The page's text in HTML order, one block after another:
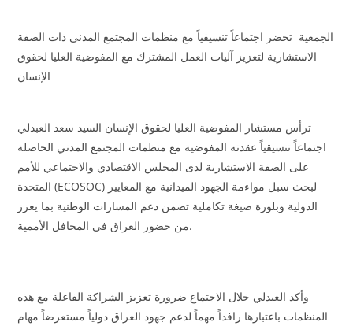
الجمعية تحضر اجتماعاً تنسيقياً مع منظمات المجتمع المدني ذات الصفة
الاستشارية لتعزيز آليات العمل المشترك مع المفوضية العليا لحقوق
الإنسان
ترأس مستشار المفوضية العليا لحقوق الإنسان السيد سعد العبدلي
اجتماعاً تنسيقياً عقدته المفوضية مع منظمات المجتمع المدني الحاصلة
على الصفة الاستشارية لدى المجلس الاقتصادي والاجتماعي للأمم
المتحدة (ECOSOC) لبحث سبل مواءمة الجهود الميدانية مع المعايير
الدولية وبلورة صيغة تكاملية تضمن دعم المسارات الوطنية بما يعزز
من حضور العراق في المحافل الأممية.
وأكد العبدلي خلال الاجتماع ضرورة تعزيز الشراكة الفاعلة مع هذه
المنظمات باعتبارها رافداً مهماً لدعم جهود العراق دولياً مستعرضاً مهام